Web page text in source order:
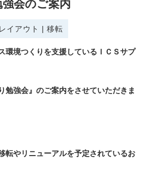
会のご案内
レイアウト | 移転
環境つくりを支援しているＩＣＳサプ
勉強会』のご案内をさせていただきま
転やリニューアルを予定されているお